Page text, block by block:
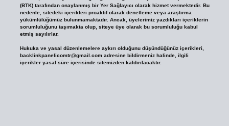
(BTK) tarafından onaylanmış bir Yer Sağlayıcı olarak hizmet vermektedir. Bu
nedenle, sitedeki içerikleri proaktif olarak denetleme veya araştırma
yükümlülüğümüz bulunmamaktadır. Ancak, üyelerimiz yazdıkları içeriklerin
sorumluluğunu taşımakta olup, siteye üye olarak bu sorumluluğu kabul
etmiş sayılırlar.
Hukuka ve yasal düzenlemelere aykırı olduğunu düşündüğünüz içerikleri,
backlinkpanelicomtr@gmail.comadresine bildirmeniz halinde, ilgili
içerikler yasal süre içerisinde sitemizden kaldırılacaktır.